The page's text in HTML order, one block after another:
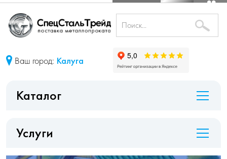
ЗВОНОК
Ваш город: Калуга
Каталог
Услуги